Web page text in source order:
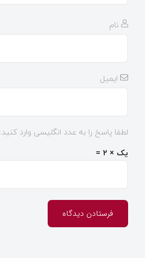
نام
ایمیل
لطفا پاسخ را به عدد انگلیسی وارد کنید:
یک × ۲ =